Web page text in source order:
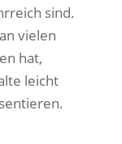
sind.
vielen
hat,
leicht